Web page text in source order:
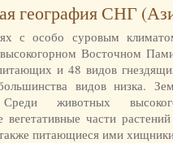
география СНГ
с особо суровым
Восточном
и 48 видов
видов низка.
животных
вегетативные части
питающиеся ими